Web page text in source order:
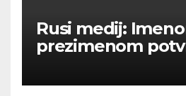
Rusi medij:
prezimenom
Ukraini.